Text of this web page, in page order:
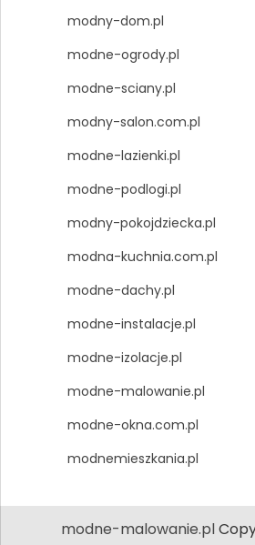
modny-dom.pl
modne-ogrody.pl
modne-sciany.pl
modny-salon.com.pl
modne-lazienki.pl
modne-podlogi.pl
modny-pokojdziecka.pl
modna-kuchnia.com.pl
modne-dachy.pl
modne-instalacje.pl
modne-izolacje.pl
modne-malowanie.pl
modne-okna.com.pl
modnemieszkania.pl
modne-malowanie.pl